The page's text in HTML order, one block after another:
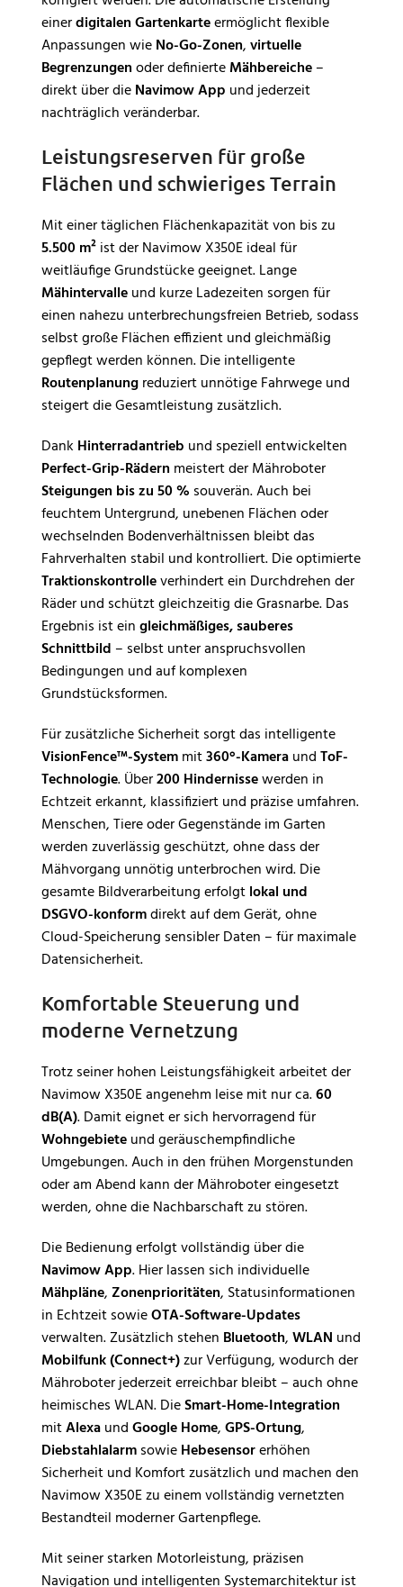
einerdigitalen Gartenkarteermöglicht flexible
Anpassungen wieNo-Go-Zonen,virtuelle
Begrenzungenoder definierteMähbereiche–
direkt über dieNavimow App und jederzeit
nachträglich veränderbar.
Leistungsreserven für große
Flächen und schwieriges Terrain
Mit einer täglichen Flächenkapazität von bis zu
5.500 m²ist der Navimow X350E ideal für
weitläufige Grundstücke geeignet. Lange
Mähintervalleund kurze Ladezeiten sorgen für
einen nahezu unterbrechungsfreien Betrieb, sodass
selbst große Flächen effizient und gleichmäßig
gepflegt werden können. Die intelligente
Routenplanungreduziert unnötige Fahrwege und
steigert die Gesamtleistung zusätzlich.
Dank Hinterradantrieb und speziell entwickelten
Perfect-Grip-Rädern meistert der Mähroboter
Steigungen bis zu 50 % souverän. Auch bei
feuchtem Untergrund, unebenen Flächen oder
wechselnden Bodenverhältnissen bleibt das
Fahrverhalten stabil und kontrolliert. Die optimierte
Traktionskontrolleverhindert ein Durchdrehen der
Räder und schützt gleichzeitig die Grasnarbe. Das
Ergebnis ist eingleichmäßiges, sauberes
Schnittbild – selbst unter anspruchsvollen
Bedingungen und auf komplexen
Grundstücksformen.
Für zusätzliche Sicherheit sorgt das intelligente
VisionFence™-Systemmit360°-KameraundToF-
Technologie. Über200 Hindernissewerden in
Echtzeit erkannt, klassifiziert und präzise umfahren.
Menschen, Tiere oder Gegenstände im Garten
werden zuverlässig geschützt, ohne dass der
Mähvorgang unnötig unterbrochen wird. Die
gesamte Bildverarbeitung erfolgtlokal und
DSGVO-konformdirekt auf dem Gerät, ohne
Cloud-Speicherung sensibler Daten – für maximale
Datensicherheit.
Komfortable Steuerung und
moderne Vernetzung
Trotz seiner hohen Leistungsfähigkeit arbeitet der
Navimow X350E angenehm leise mit nur ca.60
dB(A). Damit eignet er sich hervorragend für
Wohngebieteund geräuschempfindliche
Umgebungen. Auch in den frühen Morgenstunden
oder am Abend kann der Mähroboter eingesetzt
werden, ohne die Nachbarschaft zu stören.
Die Bedienung erfolgt vollständig über die
Navimow App. Hier lassen sich individuelle
Mähpläne,Zonenprioritäten, Statusinformationen
in Echtzeit sowieOTA-Software-Updates
verwalten. Zusätzlich stehen Bluetooth,WLAN und
Mobilfunk (Connect+)zur Verfügung, wodurch der
Mähroboter jederzeit erreichbar bleibt – auch ohne
heimisches WLAN. DieSmart-Home-Integration
mitAlexaundGoogle Home,GPS-Ortung,
DiebstahlalarmsowieHebesensorerhöhen
Sicherheit und Komfort zusätzlich und machen den
Navimow X350E zu einem vollständig vernetzten
Bestandteil moderner Gartenpflege.
Mit seiner starken Motorleistung, präzisen
Navigation und intelligenten Systemarchitektur ist